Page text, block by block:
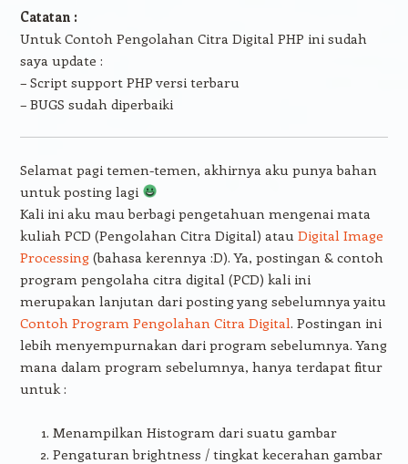
Catatan :
Untuk Contoh Pengolahan Citra Digital PHP ini sudah
saya update :
– Script support PHP versi terbaru
– BUGS sudah diperbaiki
Selamat pagi temen-temen, akhirnya aku punya bahan
untuk posting lagi
Kali ini aku mau berbagi pengetahuan mengenai mata
kuliah PCD (Pengolahan Citra Digital) atau Digital Image
Processing(bahasa kerennya :D). Ya, postingan & contoh
program pengolaha citra digital (PCD) kali ini
merupakan lanjutan dari posting yang sebelumnya yaitu
Contoh Program Pengolahan Citra Digital. Postingan ini
lebih menyempurnakan dari program sebelumnya. Yang
mana dalam program sebelumnya, hanya terdapat fitur
untuk :
Menampilkan Histogram dari suatu gambar
Pengaturan brightness / tingkat kecerahan gambar